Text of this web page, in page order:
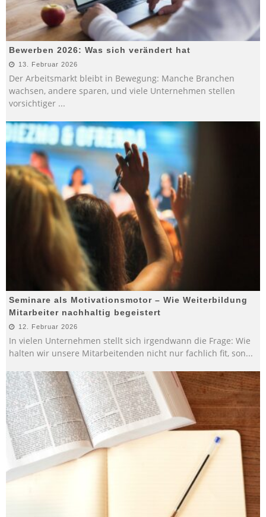
Bewerben 2026: Was sich verändert hat
13. Februar 2026
Der Arbeitsmarkt bleibt in Bewegung: Manche Branchen
wachsen, andere sparen, und viele Unternehmen stellen
vorsichtiger ...
Seminare als Motivationsmotor – Wie Weiterbildung
Mitarbeiter nachhaltig begeistert
12. Februar 2026
In vielen Unternehmen stellt sich irgendwann die Frage: Wie
halten wir unsere Mitarbeitenden nicht nur fachlich fit, son...